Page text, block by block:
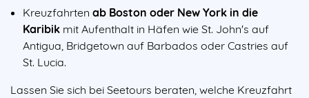
Kreuzfahrten ab Boston oder New York in die
Karibik mit Aufenthalt in Häfen wie St. John's auf
Antigua, Bridgetown auf Barbados oder Castries auf
St. Lucia.
Lassen Sie sich bei Seetours beraten, welche Kreuzfahrt